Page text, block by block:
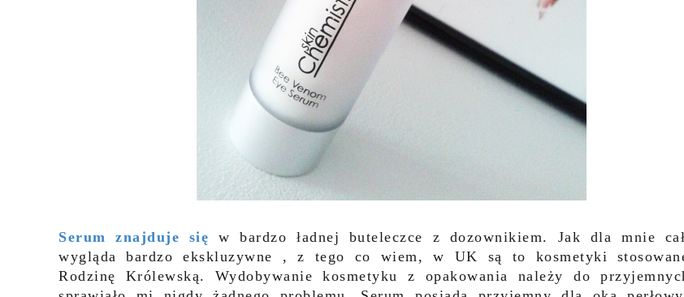
Serum znajduje się w bardzo ładnej buteleczce z dozownikiem. Jak dla mnie
wygląda bardzo ekskluzywne , z tego co wiem, w UK są to kosmetyki
Rodzinę Królewską. Wydobywanie kosmetyku z opakowania należy do